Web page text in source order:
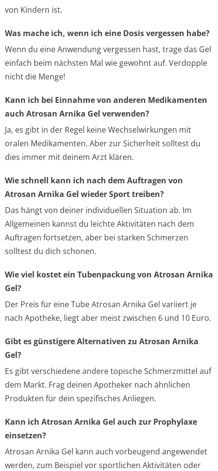
von Kindern ist.
Was mache ich, wenn ich eine Dosis vergessen habe?
Wenn du eine Anwendung vergessen hast, trage das Gel
einfach beim nächsten Mal wie gewohnt auf. Verdopple
nicht die Menge!
Kann ich bei Einnahme von anderen Medikamenten
auch Atrosan Arnika Gel verwenden?
Ja, es gibt in der Regel keine Wechselwirkungen mit
oralen Medikamenten. Aber zur Sicherheit solltest du
dies immer mit deinem Arzt klären.
Wie schnell kann ich nach dem Auftragen von
Atrosan Arnika Gel wieder Sport treiben?
Das hängt von deiner individuellen Situation ab. Im
Allgemeinen kannst du leichte Aktivitäten nach dem
Auftragen fortsetzen, aber bei starken Schmerzen
solltest du dich schonen.
Wie viel kostet ein Tubenpackung von Atrosan Arnika
Gel?
Der Preis für eine Tube Atrosan Arnika Gel variiert je
nach Apotheke, liegt aber meist zwischen 6 und 10 Euro.
Gibt es günstigere Alternativen zu Atrosan Arnika
Gel?
Es gibt verschiedene andere topische Schmerzmittel auf
dem Markt. Frag deinen Apotheker nach ähnlichen
Produkten für dein spezifisches Anliegen.
Kann ich Atrosan Arnika Gel auch zur Prophylaxe
einsetzen?
Atrosan Arnika Gel kann auch vorbeugend angewendet
werden, zum Beispiel vor sportlichen Aktivitäten oder